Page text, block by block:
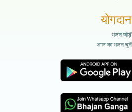
योगदान
भजन जोड़ें
आज का भजन चुनें